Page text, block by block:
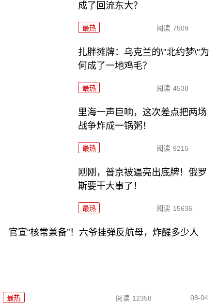
成了回流东大？
最热 阅读 7509
扎胖摊牌：乌克兰的\"北约梦\"为
何成了一地鸡毛？
最热 阅读 4538
里海一声巨响，这次差点把两场
战争炸成一锅粥！
最热 阅读 9215
刚刚，普京被逼亮出底牌！俄罗
斯要干大事了！
最热 阅读 15636
官宣“核常兼备”！六爷挂弹反航母，炸醒多少人
最热 阅读 12358 08-04